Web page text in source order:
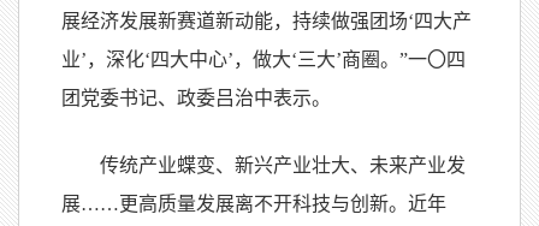
展经济发展新赛道新动能，持续做强团场‘四大产
业’，深化‘四大中心’，做大‘三大’商圈。”一〇四
团党委书记、政委吕治中表示。
传统产业蝶变、新兴产业壮大、未来产业发
展……更高质量发展离不开科技与创新。近年